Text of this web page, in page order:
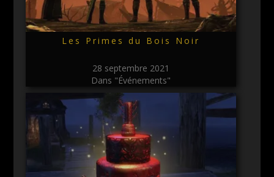
Les Primes du Bois Noir
28 septembre 2021
Dans "Événements"